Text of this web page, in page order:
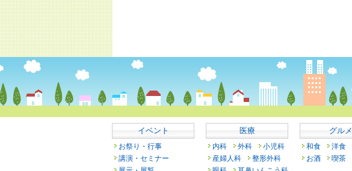
イベント
お祭り・行事
講演・セミナー
医療
内科 外科
小児科
産婦人科
整形外科
グルメ
和食 洋食
お酒
喫茶